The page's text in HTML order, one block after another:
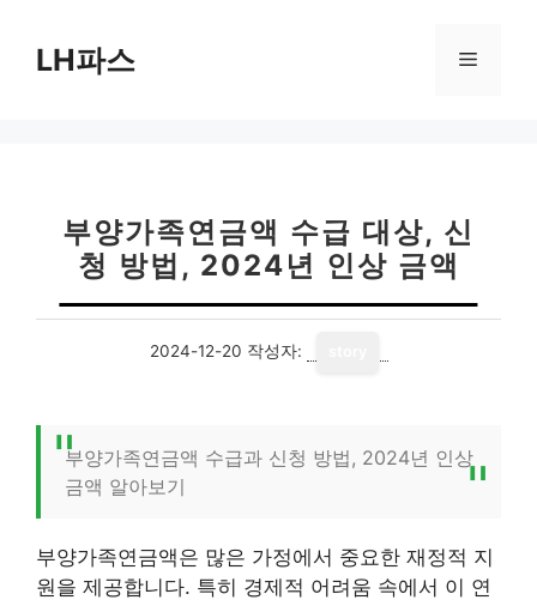
LH파스 메
부양가족연금액 수급 대상, 신
청 방법, 2024년 인상 금액
2024-12-20 작성자:
부양가족연금액 수급과 신청 방법, 2024년 인상
금액 알아보기
부양가족연금액은 많은 가정에서 중요한 재정적 지
원을 제공합니다. 특히 경제적 어려움 속에서 이 연